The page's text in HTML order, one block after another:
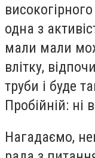
одна з
мали мали
влітку,
труби і буде
Пробійній: ні
Нагадаємо,